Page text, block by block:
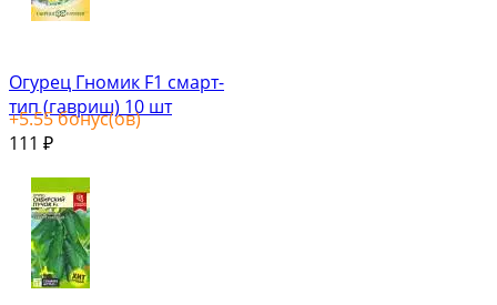
Огурец Гномик F1 смарт-
тип (гавриш) 10 шт
+5.55бонус(ов)
111 ₽